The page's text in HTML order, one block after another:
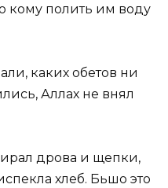
кому полить им воду
каких обетов ни
Аллах не внял
дрова и щепки,
хлеб. Бьшо это